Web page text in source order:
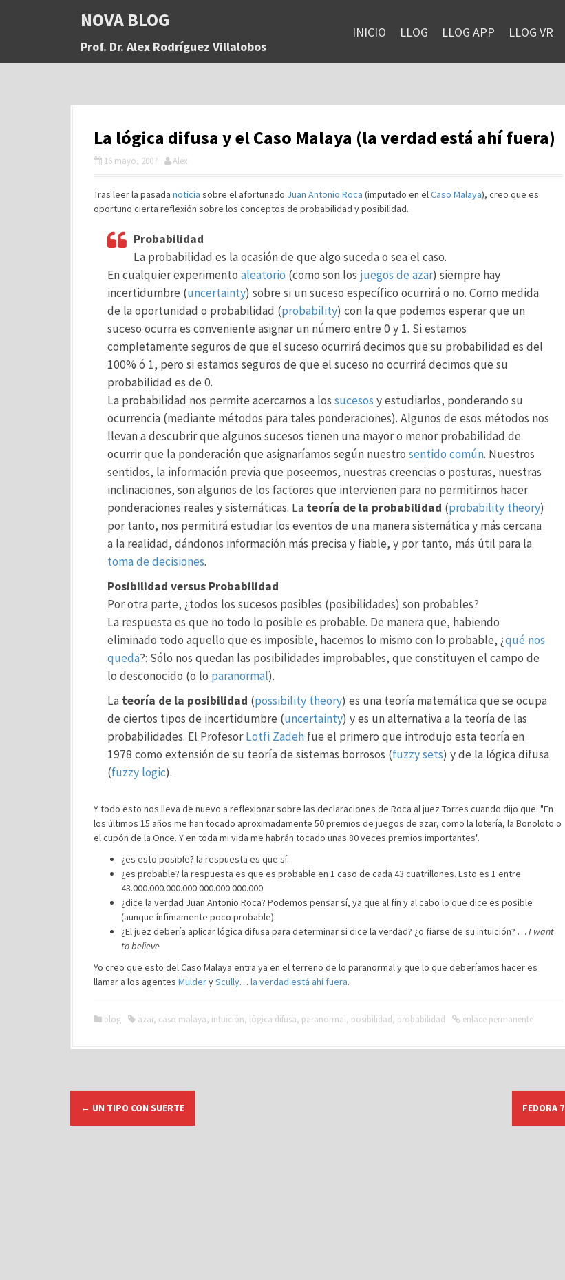
a
NOVA BLOG
Prof. Dr. Alex Rodríguez Villalobos
INICIO LLOG LLOG APP LLOG VR
La lógica difusa y el Caso Malaya (la verdad está ahí fuera)
16 mayo, 2007 Alex
Tras leer la pasada noticia sobre el afortunado Juan Antonio Roca (imputado en elCaso Malaya), creo que es
oportuno cierta reflexión sobre los conceptos de probabilidad y posibilidad.
Probabilidad
La probabilidad es la ocasión de que algo suceda o sea el caso.
En cualquier experimento aleatorio (como son los juegos de azar) siempre hay
incertidumbre (uncertainty) sobre si un suceso específico ocurrirá o no. Como medida
de la oportunidad o probabilidad (probability) con la que podemos esperar que un
suceso ocurra es conveniente asignar un número entre 0 y 1. Si estamos
completamente seguros de que el suceso ocurrirá decimos que su probabilidad es del
100% ó 1, pero si estamos seguros de que el suceso no ocurrirá decimos que su
probabilidad es de 0.
La probabilidad nos permite acercarnos a los sucesos y estudiarlos, ponderando su
ocurrencia (mediante métodos para tales ponderaciones). Algunos de esos métodos nos
llevan a descubrir que algunos sucesos tienen una mayor o menor probabilidad de
ocurrir que la ponderación que asignaríamos según nuestro sentido común. Nuestros
sentidos, la información previa que poseemos, nuestras creencias o posturas, nuestras
inclinaciones, son algunos de los factores que intervienen para no permitirnos hacer
ponderaciones reales y sistemáticas. La teoría de la probabilidad (probability theory)
por tanto, nos permitirá estudiar los eventos de una manera sistemática y más cercana
a la realidad, dándonos información más precisa y fiable, y por tanto, más útil para la
toma de decisiones.
Posibilidad versus Probabilidad
Por otra parte, ¿todos los sucesos posibles (posibilidades) son probables?
La respuesta es que no todo lo posible es probable. De manera que, habiendo
eliminado todo aquello que es imposible, hacemos lo mismo con lo probable, ¿qué nos
queda?: Sólo nos quedan las posibilidades improbables, que constituyen el campo de
lo desconocido (o lo paranormal).
La teoría de la posibilidad (possibility theory) es una teoría matemática que se ocupa
de ciertos tipos de incertidumbre (uncertainty) y es un alternativa a la teoría de las
probabilidades. El ProfesorLotfi Zadeh fue el primero que introdujo esta teoría en
1978 como extensión de su teoría de sistemas borrosos (fuzzy sets) y de la lógica difusa
(fuzzy logic).
Y todo esto nos lleva de nuevo a reflexionar sobre las declaraciones de Roca al juez Torres cuando dijo que: "En
los últimos 15 años me han tocado aproximadamente 50 premios de juegos de azar, como la lotería, la Bonoloto o
el cupón de la Once. Y en toda mi vida me habrán tocado unas 80 veces premios importantes".
¿es esto posible? la respuesta es que sí.
¿es probable? la respuesta es que es probable en 1 caso de cada 43 cuatrillones. Esto es 1 entre
43.000.000.000.000.000.000.000.000.
¿dice la verdad Juan Antonio Roca? Podemos pensar sí, ya que al fín y al cabo lo que dice es posible
(aunque ínfimamente poco probable).
¿El juez debería aplicar lógica difusa para determinar si dice la verdad? ¿o fiarse de su intuición? … I want
to believe
Yo creo que esto del Caso Malaya entra ya en el terreno de lo paranormal y que lo que deberíamos hacer es
llamar a los agentes MulderyScully… la verdad está ahí fuera.
blog azar, caso malaya, intuición, lógica difusa, paranormal, posibilidad, probabilidad enlace permanente
← UN TIPO CON SUERTE FEDORA 7